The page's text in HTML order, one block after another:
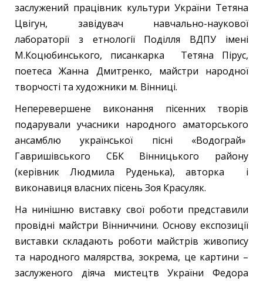
заслужений працівник культури України Тетяна
Цвігун, завідувач навчально-наукової
лабораторії з етнології Поділля ВДПУ імені
М.Коцюбинського, писанкарка Тетяна Пірус,
поетеса Жанна Дмитренко, майстри народної
творчості та художники м. Вінниці.
Неперевершене виконання пісенних творів
подарували учасники народного аматорського
ансамблю української пісні «Водограй»
Гавришівського СБК Вінницького району
(керівник Людмила Руденька), авторка і
виконавиця власних пісень Зоя Красуляк.
На нинішню виставку свої роботи представили
провідні майстри Вінниччини. Основу експозиції
виставки складають роботи майстрів живопису
та народного малярства, зокрема, це картини –
заслуженого діяча мистецтв України Федора